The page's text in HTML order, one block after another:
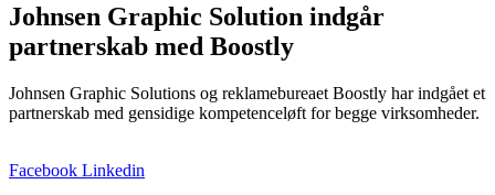
Johnsen Graphic Solution indgår
partnerskab med Boostly
Johnsen Graphic Solutions og reklamebureaet Boostly har indgået et
partnerskab med gensidige kompetenceløft for begge virksomheder.
Facebook Linkedin